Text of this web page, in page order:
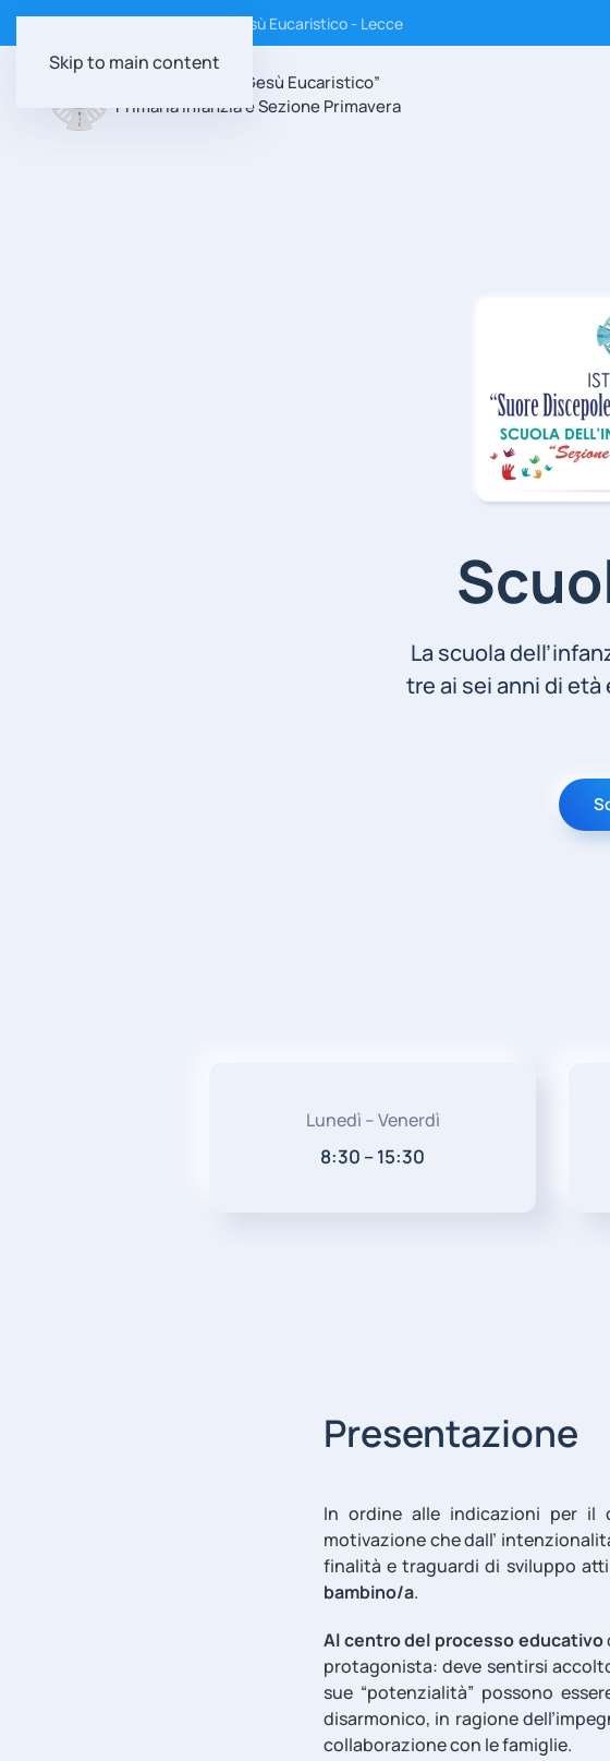
Skip to main content
Istituto Suore Discepole di Gesù Eucaristico - Lecce
Scuola Paritaria “Gesù Eucaristico”
Primaria Infanzia e Sezione Primavera
La scuola
tre ai sei anni di età
Lunedì – Venerdì
8:30 – 15:30
Presentazione
In ordine alle indicazioni per il
motivazione che dall’
finalità e traguardi di sviluppo
bambino/a.
Al centro del processo educativo
protagonista: deve sentirsi
sue “potenzialità” possono
disarmonico, in ragione
collaborazione con le famiglie.